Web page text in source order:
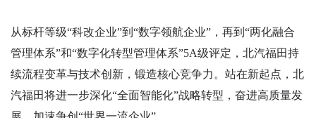
从标杆等级“科改企业”到“数字领航企业”，再到“两化融合
管理体系”和“数字化转型管理体系”5A级评定，北汽福田持
续流程变革与技术创新，锻造核心竞争力。站在新起点，北
汽福田将进一步深化“全面智能化”战略转型，奋进高质量发